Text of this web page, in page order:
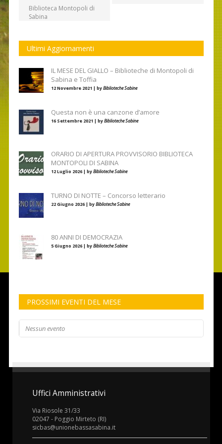
Biblioteca Montopoli di
Sabina
Ultimi Aggiornamenti
IL MESE DEL GIALLO – Biblioteche di Montopoli di
Sabina e Toffia
12 Novembre 2021 | byBiblioteche Sabine
Questa non è una canzone d’amore
16 Settembre 2021 | byBiblioteche Sabine
ORARIO DI APERTURA PROVVISORIO BIBLIOTECA
MONTOPOLI DI SABINA
12 Luglio 2026 | byBiblioteche Sabine
TURNO DI NOTTE – Concorso letterario
22 Giugno 2026 | byBiblioteche Sabine
80 ANNI DI DEMOCRAZIA
5 Giugno 2026 | byBiblioteche Sabine
PROSSIMI EVENTI DEL MESE
Nessun evento
Uffici Amministrativi
Via Riosole 31/33
02047 - Poggio Mirteto (RI)
sicbas@unionebassasabina.it